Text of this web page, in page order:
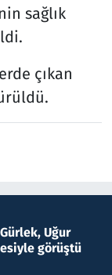
sağlık
çıkan
Uğur
görüştü